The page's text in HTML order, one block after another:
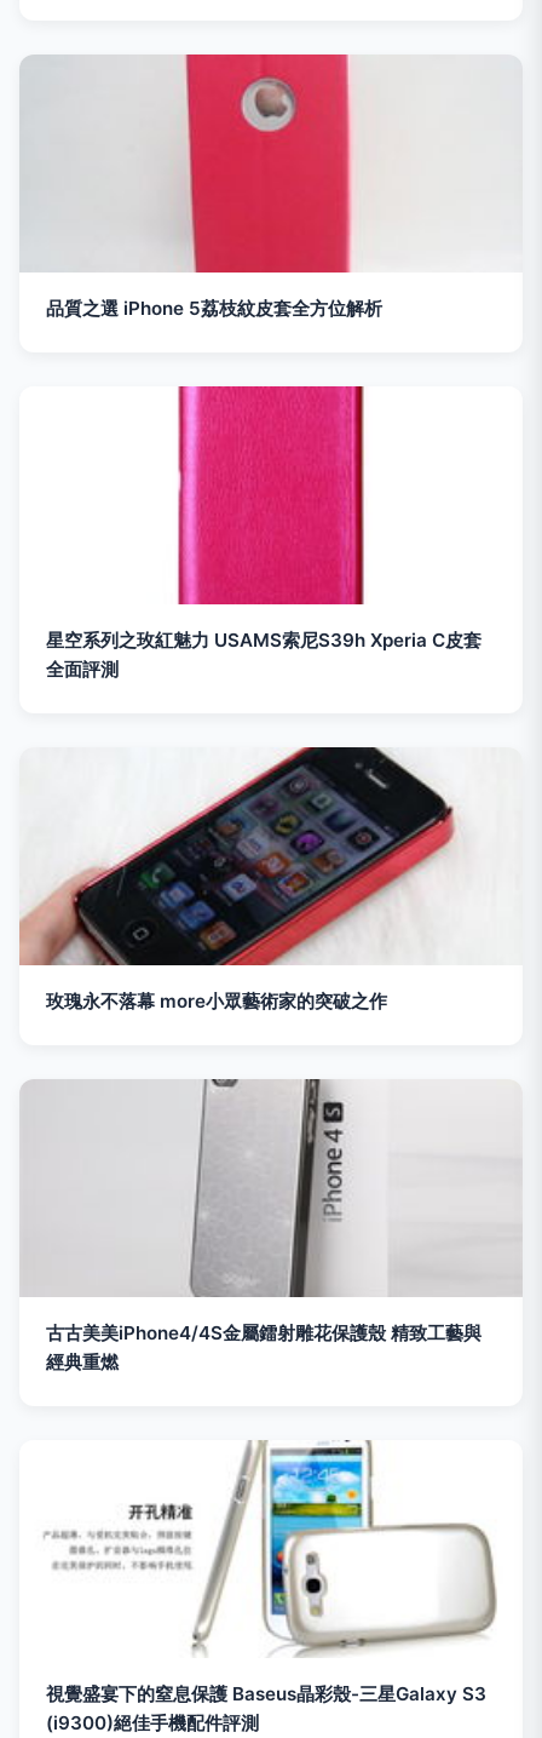
品質之選 iPhone 5荔枝紋皮套全方位解析
星空系列之玫紅魅力 USAMS索尼S39h Xperia C皮套
全面評測
玫瑰永不落幕 more小眾藝術家的突破之作
古古美美iPhone4/4S金屬鐳射雕花保護殼 精致工藝與
經典重燃
視覺盛宴下的窒息保護 Baseus晶彩殼-三星Galaxy S3
(i9300)絕佳手機配件評測